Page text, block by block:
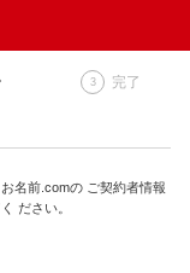
完了
名前.comの ご契約者情報
ださい。